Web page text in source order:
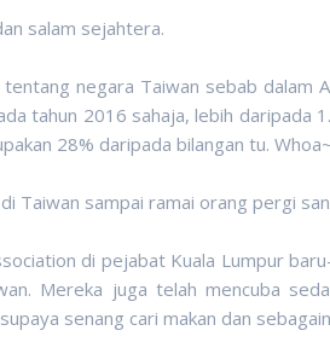
salam sejahtera.
tentang negara Taiwan sebab dalam
tahun 2016 sahaja, lebih daripada
28% daripada bilangan tu. Whoa~
Taiwan sampai ramai orang pergi
di pejabat Kuala Lumpur
Mereka juga telah mencuba
senang cari makan dan